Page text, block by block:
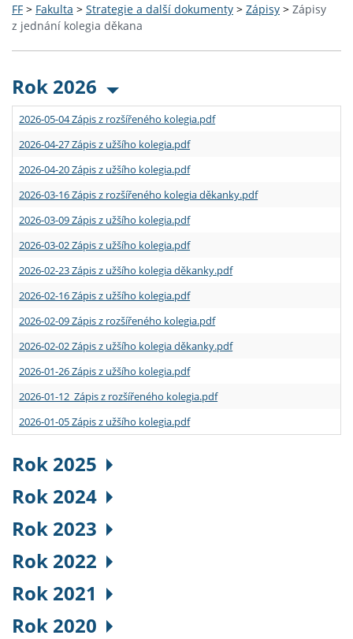
FF > Fakulta > Strategie a další dokumenty > Zápisy > Zápisy
z jednání kolegia děkana
Rok 2026
2026-05-04 Zápis z rozšířeného kolegia.pdf
2026-04-27 Zápis z užšího kolegia.pdf
2026-04-20 Zápis z užšího kolegia.pdf
2026-03-16 Zápis z rozšířeného kolegia děkanky.pdf
2026-03-09 Zápis z užšího kolegia.pdf
2026-03-02 Zápis z užšího kolegia.pdf
2026-02-23 Zápis z užšího kolegia děkanky.pdf
2026-02-16 Zápis z užšího kolegia.pdf
2026-02-09 Zápis z rozšířeného kolegia.pdf
2026-02-02 Zápis z užšího kolegia děkanky.pdf
2026-01-26 Zápis z užšího kolegia.pdf
2026-01-12 Zápis z rozšířeného kolegia.pdf
2026-01-05 Zápis z užšího kolegia.pdf
Rok 2025
Rok 2024
Rok 2023
Rok 2022
Rok 2021
Rok 2020